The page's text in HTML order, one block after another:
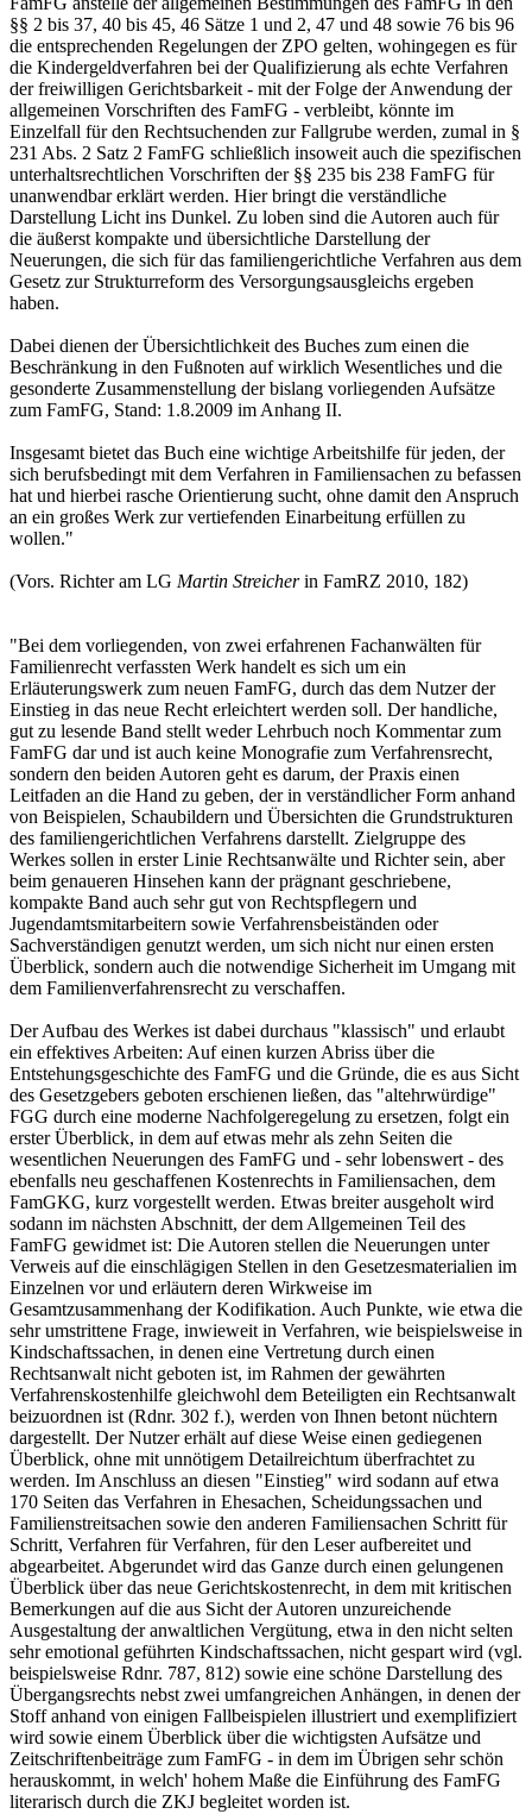
§§ 2 bis 37, 40 bis 45, 46 Sätze 1 und 2, 47 und 48 sowie 76 bis 96
die entsprechenden Regelungen der ZPO gelten, wohingegen es für
die Kindergeldverfahren bei der Qualifizierung als echte Verfahren
der freiwilligen Gerichtsbarkeit - mit der Folge der Anwendung der
allgemeinen Vorschriften des FamFG - verbleibt, könnte im
Einzelfall für den Rechtsuchenden zur Fallgrube werden, zumal in §
231 Abs. 2 Satz 2 FamFG schließlich insoweit auch die spezifischen
unterhaltsrechtlichen Vorschriften der §§ 235 bis 238 FamFG für
unanwendbar erklärt werden. Hier bringt die verständliche
Darstellung Licht ins Dunkel. Zu loben sind die Autoren auch für
die äußerst kompakte und übersichtliche Darstellung der
Neuerungen, die sich für das familiengerichtliche Verfahren aus dem
Gesetz zur Strukturreform des Versorgungsausgleichs ergeben
haben.
Dabei dienen der Übersichtlichkeit des Buches zum einen die
Beschränkung in den Fußnoten auf wirklich Wesentliches und die
gesonderte Zusammenstellung der bislang vorliegenden Aufsätze
zum FamFG, Stand: 1.8.2009 im Anhang II.
Insgesamt bietet das Buch eine wichtige Arbeitshilfe für jeden, der
sich berufsbedingt mit dem Verfahren in Familiensachen zu befassen
hat und hierbei rasche Orientierung sucht, ohne damit den Anspruch
an ein großes Werk zur vertiefenden Einarbeitung erfüllen zu
wollen."
(Vors. Richter am LG Martin Streicherin FamRZ 2010, 182)
"Bei dem vorliegenden, von zwei erfahrenen Fachanwälten für
Familienrecht verfassten Werk handelt es sich um ein
Erläuterungswerk zum neuen FamFG, durch das dem Nutzer der
Einstieg in das neue Recht erleichtert werden soll. Der handliche,
gut zu lesende Band stellt weder Lehrbuch noch Kommentar zum
FamFG dar und ist auch keine Monografie zum Verfahrensrecht,
sondern den beiden Autoren geht es darum, der Praxis einen
Leitfaden an die Hand zu geben, der in verständlicher Form anhand
von Beispielen, Schaubildern und Übersichten die Grundstrukturen
des familiengerichtlichen Verfahrens darstellt. Zielgruppe des
Werkes sollen in erster Linie Rechtsanwälte und Richter sein, aber
beim genaueren Hinsehen kann der prägnant geschriebene,
kompakte Band auch sehr gut von Rechtspflegern und
Jugendamtsmitarbeitern sowie Verfahrensbeiständen oder
Sachverständigen genutzt werden, um sich nicht nur einen ersten
Überblick, sondern auch die notwendige Sicherheit im Umgang mit
dem Familienverfahrensrecht zu verschaffen.
Der Aufbau des Werkes ist dabei durchaus "klassisch" und erlaubt
ein effektives Arbeiten: Auf einen kurzen Abriss über die
Entstehungsgeschichte des FamFG und die Gründe, die es aus Sicht
des Gesetzgebers geboten erschienen ließen, das "altehrwürdige"
FGG durch eine moderne Nachfolgeregelung zu ersetzen, folgt ein
erster Überblick, in dem auf etwas mehr als zehn Seiten die
wesentlichen Neuerungen des FamFG und - sehr lobenswert - des
ebenfalls neu geschaffenen Kostenrechts in Familiensachen, dem
FamGKG, kurz vorgestellt werden. Etwas breiter ausgeholt wird
sodann im nächsten Abschnitt, der dem Allgemeinen Teil des
FamFG gewidmet ist: Die Autoren stellen die Neuerungen unter
Verweis auf die einschlägigen Stellen in den Gesetzesmaterialien im
Einzelnen vor und erläutern deren Wirkweise im
Gesamtzusammenhang der Kodifikation. Auch Punkte, wie etwa die
sehr umstrittene Frage, inwieweit in Verfahren, wie beispielsweise in
Kindschaftssachen, in denen eine Vertretung durch einen
Rechtsanwalt nicht geboten ist, im Rahmen der gewährten
Verfahrenskostenhilfe gleichwohl dem Beteiligten ein Rechtsanwalt
beizuordnen ist (Rdnr. 302 f.), werden von Ihnen betont nüchtern
dargestellt. Der Nutzer erhält auf diese Weise einen gediegenen
Überblick, ohne mit unnötigem Detailreichtum überfrachtet zu
werden. Im Anschluss an diesen "Einstieg" wird sodann auf etwa
170 Seiten das Verfahren in Ehesachen, Scheidungssachen und
Familienstreitsachen sowie den anderen Familiensachen Schritt für
Schritt, Verfahren für Verfahren, für den Leser aufbereitet und
abgearbeitet. Abgerundet wird das Ganze durch einen gelungenen
Überblick über das neue Gerichtskostenrecht, in dem mit kritischen
Bemerkungen auf die aus Sicht der Autoren unzureichende
Ausgestaltung der anwaltlichen Vergütung, etwa in den nicht selten
sehr emotional geführten Kindschaftssachen, nicht gespart wird (vgl.
beispielsweise Rdnr. 787, 812) sowie eine schöne Darstellung des
Übergangsrechts nebst zwei umfangreichen Anhängen, in denen der
Stoff anhand von einigen Fallbeispielen illustriert und exemplifiziert
wird sowie einem Überblick über die wichtigsten Aufsätze und
Zeitschriftenbeiträge zum FamFG - in dem im Übrigen sehr schön
herauskommt, in welch' hohem Maße die Einführung des FamFG
literarisch durch die ZKJ begleitet worden ist.